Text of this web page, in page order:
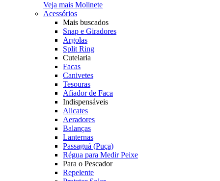
Veja mais Molinete
Acessórios
Mais buscados
Snap e Giradores
Argolas
Split Ring
Cutelaria
Facas
Canivetes
Tesouras
Afiador de Faca
Indispensáveis
Alicates
Aeradores
Balanças
Lanternas
Passaguá (Puça)
Régua para Medir Peixe
Para o Pescador
Repelente